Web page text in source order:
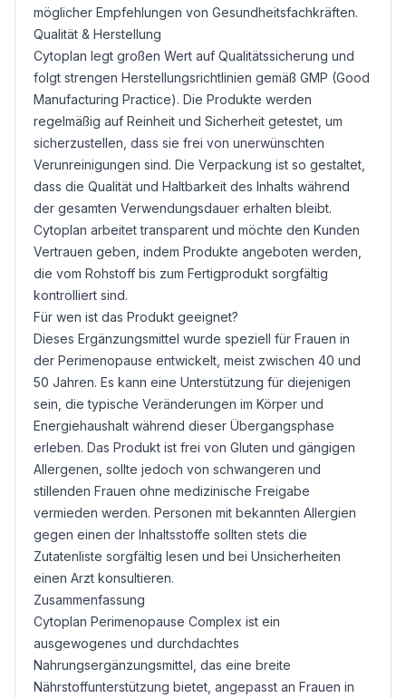
möglicher Empfehlungen von Gesundheitsfachkräften.
Qualität & Herstellung
Cytoplan legt großen Wert auf Qualitätssicherung und
folgt strengen Herstellungsrichtlinien gemäß GMP (Good
Manufacturing Practice). Die Produkte werden
regelmäßig auf Reinheit und Sicherheit getestet, um
sicherzustellen, dass sie frei von unerwünschten
Verunreinigungen sind. Die Verpackung ist so gestaltet,
dass die Qualität und Haltbarkeit des Inhalts während
der gesamten Verwendungsdauer erhalten bleibt.
Cytoplan arbeitet transparent und möchte den Kunden
Vertrauen geben, indem Produkte angeboten werden,
die vom Rohstoff bis zum Fertigprodukt sorgfältig
kontrolliert sind.
Für wen ist das Produkt geeignet?
Dieses Ergänzungsmittel wurde speziell für Frauen in
der Perimenopause entwickelt, meist zwischen 40 und
50 Jahren. Es kann eine Unterstützung für diejenigen
sein, die typische Veränderungen im Körper und
Energiehaushalt während dieser Übergangsphase
erleben. Das Produkt ist frei von Gluten und gängigen
Allergenen, sollte jedoch von schwangeren und
stillenden Frauen ohne medizinische Freigabe
vermieden werden. Personen mit bekannten Allergien
gegen einen der Inhaltsstoffe sollten stets die
Zutatenliste sorgfältig lesen und bei Unsicherheiten
einen Arzt konsultieren.
Zusammenfassung
Cytoplan Perimenopause Complex ist ein
ausgewogenes und durchdachtes
Nahrungsergänzungsmittel, das eine breite
Nährstoffunterstützung bietet, angepasst an Frauen in